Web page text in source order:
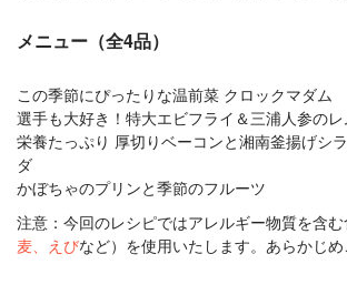
メニュー（全4品）
この季節にぴったりな温前菜 クロックマダム
選手も大好き！特大エビフライ＆三浦人参の
栄養たっぷり 厚切りベーコンと湘南釜揚げシ
ダ
かぼちゃのプリンと季節のフルーツ
注意：今回のレシピではアレルギー物質を含む
麦、えびなど）を使用いたします。あらかじ